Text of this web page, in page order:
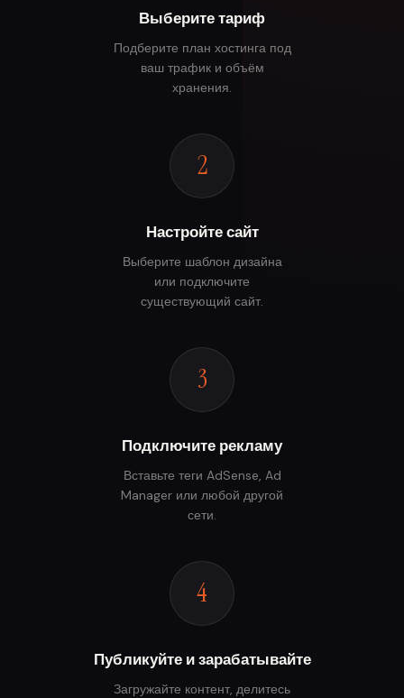
Выберите тариф
Подберите план хостинга под
ваш трафик и объём
хранения.
2
Настройте сайт
Выберите шаблон дизайна
или подключите
существующий сайт.
3
Подключите рекламу
Вставьте теги AdSense, Ad
Manager или любой другой
сети.
4
Публикуйте и зарабатывайте
Загружайте контент, делитесь